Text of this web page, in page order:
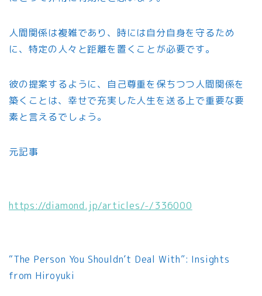
人間関係は複雑であり、時には自分自身を守るため
に、特定の人々と距離を置くことが必要です。
彼の提案するように、自己尊重を保ちつつ人間関係を
築くことは、幸せで充実した人生を送る上で重要な要
素と言えるでしょう。
元記事
https://diamond.jp/articles/-/336000
“The Person You Shouldn’t Deal With”: Insights
from Hiroyuki